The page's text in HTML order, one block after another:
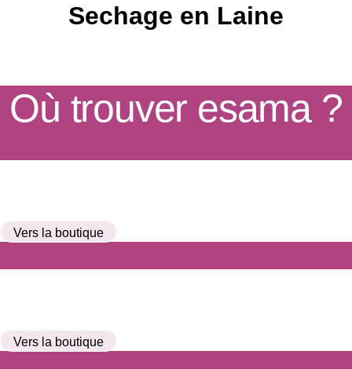
Sechage en Laine
Où trouver esama ?
Vers la boutique
Vers la boutique